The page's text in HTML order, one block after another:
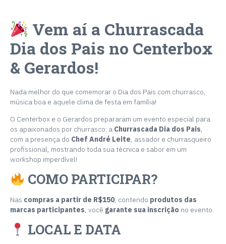
Vem aí a Churrascada
Dia dos Pais no Centerbox
& Gerardos!
Nada melhor do que comemorar o Dia dos Pais com churrasco,
música boa e aquele clima de festa em família!
O Centerbox e o Gerardos prepararam um evento especial para
os apaixonados por churrasco: a Churrascada Dia dos Pais,
com a presença do Chef André Leite, assador e churrasqueiro
profissional, mostrando toda sua técnica e sabor em um
workshop imperdível!
COMO PARTICIPAR?
Nas compras a partir de R$150 , contendo produtos das
marcas participantes , você garante sua inscrição no evento.
LOCAL E DATA